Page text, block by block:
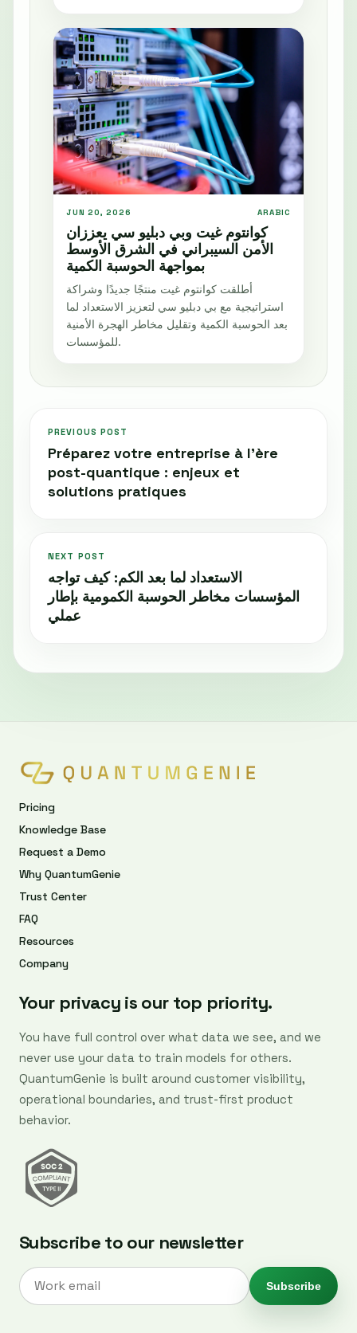
JUN 20, 2026 ARABIC
كوانتوم غيت وبي دبليو سي يعززان
الأمن السيبراني في الشرق الأوسط
بمواجهة الحوسبة الكمية
أطلقت كوانتوم غيت منتجًا جديدًا وشراكة
استراتيجية مع بي دبليو سي لتعزيز الاستعداد لما
بعد الحوسبة الكمية وتقليل مخاطر الهجرة الأمنية
للمؤسسات.
PREVIOUS POST
Préparez votre entreprise à l'ère
post-quantique : enjeux et
solutions pratiques
NEXT POST
الاستعداد لما بعد الكم: كيف تواجه
المؤسسات مخاطر الحوسبة الكمومية بإطار
عملي
Pricing
Knowledge Base
Request a Demo
Why QuantumGenie
Trust Center
FAQ
Resources
Company
Your privacy is our top priority.
You have full control over what data we see, and we
never use your data to train models for others.
QuantumGenie is built around customer visibility,
operational boundaries, and trust-first product
behavior.
Subscribe to our newsletter
Subscribe